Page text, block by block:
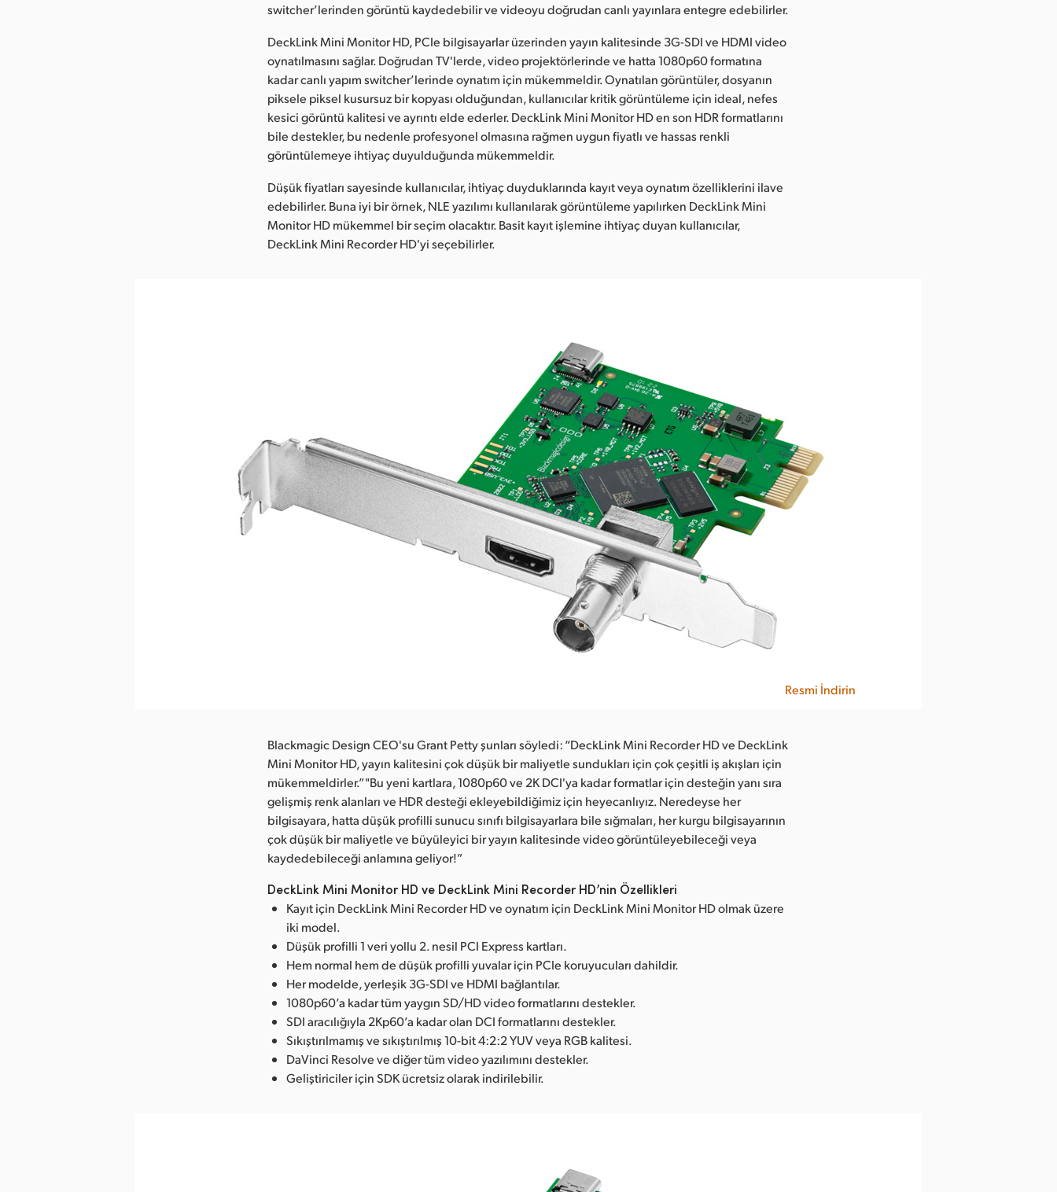
switcher’lerinden görüntü kaydedebilir ve videoyu doğrudan canlı yayınlara entegre edebilirler.
DeckLink Mini Monitor HD, PCIe bilgisayarlar üzerinden yayın kalitesinde 3G-SDI ve HDMI video
oynatılmasını sağlar. Doğrudan TV'lerde, video projektörlerinde ve hatta 1080p60 formatına
kadar canlı yapım switcher’lerinde oynatım için mükemmeldir. Oynatılan görüntüler, dosyanın
piksele piksel kusursuz bir kopyası olduğundan, kullanıcılar kritik görüntüleme için ideal, nefes
kesici görüntü kalitesi ve ayrıntı elde ederler. DeckLink Mini Monitor HD en son HDR formatlarını
bile destekler, bu nedenle profesyonel olmasına rağmen uygun fiyatlı ve hassas renkli
görüntülemeye ihtiyaç duyulduğunda mükemmeldir.
Düşük fiyatları sayesinde kullanıcılar, ihtiyaç duyduklarında kayıt veya oynatım özelliklerini ilave
edebilirler. Buna iyi bir örnek, NLE yazılımı kullanılarak görüntüleme yapılırken DeckLink Mini
Monitor HD mükemmel bir seçim olacaktır. Basit kayıt işlemine ihtiyaç duyan kullanıcılar,
DeckLink Mini Recorder HD'yi seçebilirler.
Resmi İndirin
Blackmagic Design CEO'su Grant Petty şunları söyledi: “DeckLink Mini Recorder HD ve DeckLink
Mini Monitor HD, yayın kalitesini çok düşük bir maliyetle sundukları için çok çeşitli iş akışları için
mükemmeldirler.” "Bu yeni kartlara, 1080p60 ve 2K DCI'ya kadar formatlar için desteğin yanı sıra
gelişmiş renk alanları ve HDR desteği ekleyebildiğimiz için heyecanlıyız. Neredeyse her
bilgisayara, hatta düşük profilli sunucu sınıfı bilgisayarlara bile sığmaları, her kurgu bilgisayarının
çok düşük bir maliyetle ve büyüleyici bir yayın kalitesinde video görüntüleyebileceği veya
kaydedebileceği anlamına geliyor!”
DeckLink Mini Monitor HD ve DeckLink Mini Recorder HD’nin Özellikleri
Kayıt için DeckLink Mini Recorder HD ve oynatım için DeckLink Mini Monitor HD olmak üzere
iki model.
Düşük profilli 1 veri yollu 2. nesil PCI Express kartları.
Hem normal hem de düşük profilli yuvalar için PCIe koruyucuları dahildir.
Her modelde, yerleşik 3G-SDI ve HDMI bağlantılar.
1080p60’a kadar tüm yaygın SD/HD video formatlarını destekler.
SDI aracılığıyla 2Kp60’a kadar olan DCI formatlarını destekler.
Sıkıştırılmamış ve sıkıştırılmış 10-bit 4:2:2 YUV veya RGB kalitesi.
DaVinci Resolve ve diğer tüm video yazılımını destekler.
Geliştiriciler için SDK ücretsiz olarak indirilebilir.